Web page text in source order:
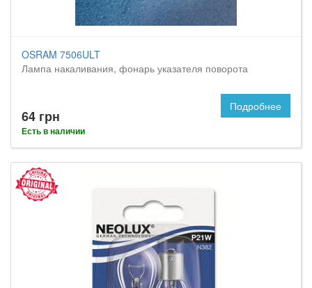
OSRAM 7506ULT
Лампа накаливания, фонарь указателя поворота
64 грн
Есть в наличии
Подробнее